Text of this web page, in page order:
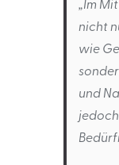
nicht
wie
und